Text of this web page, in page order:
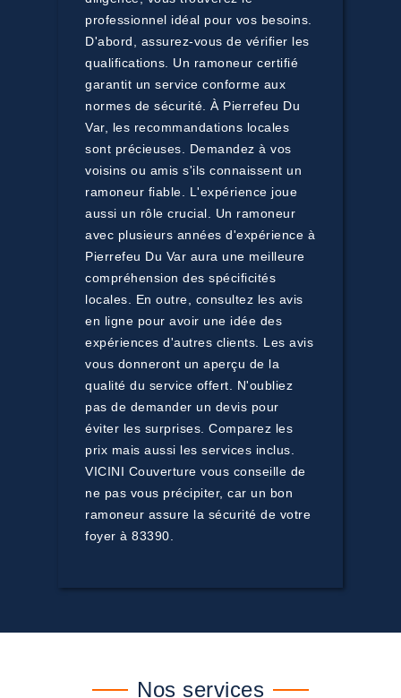
professionnel idéal pour vos besoins.
D'abord, assurez-vous de vérifier les
qualifications. Un ramoneur certifié
garantit un service conforme aux
normes de sécurité. À Pierrefeu Du
Var, les recommandations locales
sont précieuses. Demandez à vos
voisins ou amis s'ils connaissent un
ramoneur fiable. L'expérience joue
aussi un rôle crucial. Un ramoneur
avec plusieurs années d'expérience à
Pierrefeu Du Var aura une meilleure
compréhension des spécificités
locales. En outre, consultez les avis
en ligne pour avoir une idée des
expériences d'autres clients. Les avis
vous donneront un aperçu de la
qualité du service offert. N'oubliez
pas de demander un devis pour
éviter les surprises. Comparez les
prix mais aussi les services inclus.
VICINI Couverture vous conseille de
ne pas vous précipiter, car un bon
ramoneur assure la sécurité de votre
foyer à 83390.
Nos services